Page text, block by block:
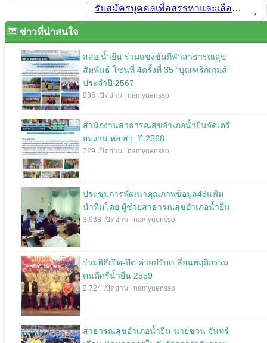
รับสมัครบุคคลเพื่อสรรหาและเลือกสรรเป็นพนักงานกระทรวงสาธารณสุขทั่วไป ตำแหน่งนักวิชาการเงินและบัญชี
→
ข่าวที่น่าสนใจ
สสอ.น้ำยืน ร่วมแข่งขันกีฬาสาธารณสุข
สัมพันธ์ โซนที่ 4ครั้งที่ 35 “บุณฑริกเกมส์”
ประจำปี 2567
836 เปิดอ่าน | namyuensso
สำนักงานสาธารณสุขอำเภอน้ำยืนจัดเตรี
ยมงาน พอ.สว. ปี 2568
729 เปิดอ่าน | namyuensso
ประชุมการพัฒนาคุณภาพข้อมูล43แฟ้ม
นำทีมโดย ผู้ช่วยสาธารณสุขอำเภอน้ำยืน
3,963 เปิดอ่าน | namyuensso
ร่วมพิธีเปิด-ปิด ค่ายปรับเปลี่ยนพฤติกรรม
คนดีศรีน้ำยืน 2559
2,724 เปิดอ่าน | namyuensso
สาธารณสุขอำเภอน้ำยืน นายชวน จันทร์